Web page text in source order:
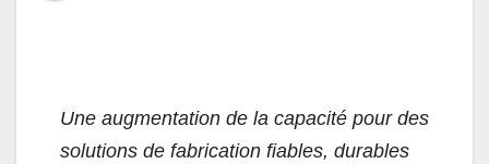
Une augmentation de la capacité pour des
solutions de fabrication fiables, durables